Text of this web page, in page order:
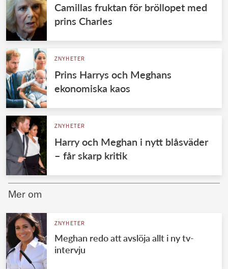
Camillas fruktan för bröllopet med
prins Charles
ZNYHETER
Prins Harrys och Meghans
ekonomiska kaos
ZNYHETER
Harry och Meghan i nytt blåsväder
– får skarp kritik
Mer om
ZNYHETER
Meghan redo att avslöja allt i ny tv-
intervju